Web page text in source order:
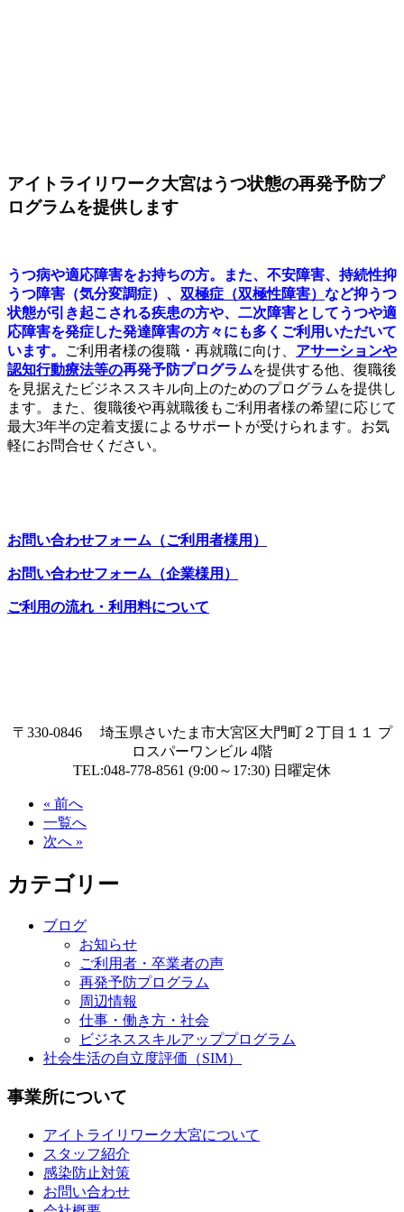
アイトライリワーク大宮はうつ状態の再発予防プ
ログラムを提供します
うつ病や適応障害をお持ちの方。また、不安障害、持続性抑
うつ障害（気分変調症）、 双極症（双極性障害） など抑うつ
状態が引き起こされる疾患の方や、二次障害としてうつや適
応障害を発症した発達障害の方々にも多くご利用いただいて
います。
ご利用者様の復職・再就職に向け、 アサーションや
認知行動療法等の再発予防プログラムを提供する他、復職後
を見据えたビジネススキル向上のためのプログラムを提供し
ます。また、復職後や再就職後もご利用者様の希望に応じて
最大3年半の定着支援によるサポートが受けられます。お気
軽にお問合せください。
お問い合わせフォーム（ご利用者様用）
お問い合わせフォーム（企業様用）
ご利用の流れ・利用料について
〒330-0846 埼玉県さいたま市大宮区大門町２丁目１１ プ
ロスパーワンビル 4階
TEL:048-778-8561 (9:00～17:30) 日曜定休
« 前へ
一覧へ
次へ »
カテゴリー
ブログ
お知らせ
ご利用者・卒業者の声
再発予防プログラム
周辺情報
仕事・働き方・社会
ビジネススキルアッププログラム
社会生活の自立度評価（SIM）
事業所について
アイトライリワーク大宮について
スタッフ紹介
感染防止対策
お問い合わせ